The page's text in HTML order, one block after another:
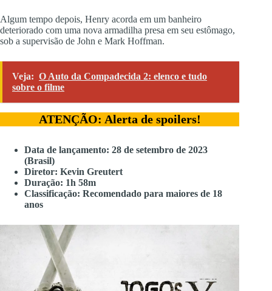
Algum tempo depois, Henry acorda em um banheiro
deteriorado com uma nova armadilha presa em seu estômago,
sob a supervisão de John e Mark Hoffman.
Veja: O Auto da Compadecida 2: elenco e tudo
sobre o filme
ATENÇÃO: Alerta de spoilers!
Data de lançamento: 28 de setembro de 2023
(Brasil)
Diretor: Kevin Greutert
Duração: 1h 58m
Classificação: Recomendado para maiores de 18
anos